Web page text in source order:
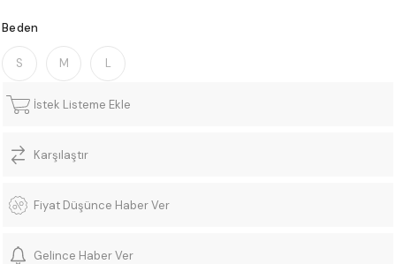
Beden
S M L
İstek Listeme Ekle
Karşılaştır
Fiyat Düşünce Haber Ver
Gelince Haber Ver